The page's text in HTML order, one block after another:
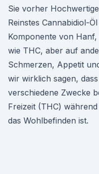
Sie vorher
Reinstes Cannabidiol-
Komponente von
wie THC, aber auf
Schmerzen, Appetit
wir wirklich sagen,
verschiedene Zwecke
Freizeit (THC)
das Wohlbefinden ist.